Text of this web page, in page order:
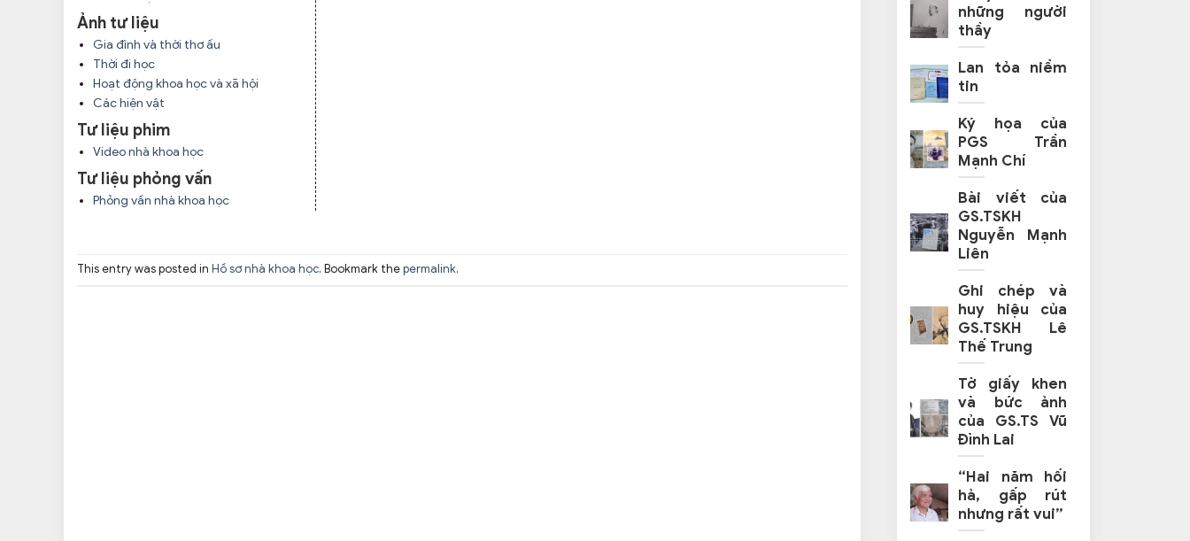
Ảnh tư liệu
Gia đình và thời thơ ấu
Thời đi học
Hoạt động khoa học và xã hội
Các hiện vật
Tư liệu phim
Video nhà khoa học
Tư liệu phỏng vấn
Phỏng vấn nhà khoa học
This entry was posted in Hồ sơ nhà khoa học. Bookmark thepermalink.
những người
thầy
Lan tỏa niềm
tin
Ký họa của
PGS Trần
Mạnh Chí
Bài viết của
GS.TSKH
Nguyễn Mạnh
Liên
Ghi chép và
huy hiệu của
GS.TSKH Lê
Thế Trung
Tờ giấy khen
và bức ảnh
của GS.TS Vũ
Đình Lai
“Hai năm hối
hả, gấp rút
nhưng rất vui”